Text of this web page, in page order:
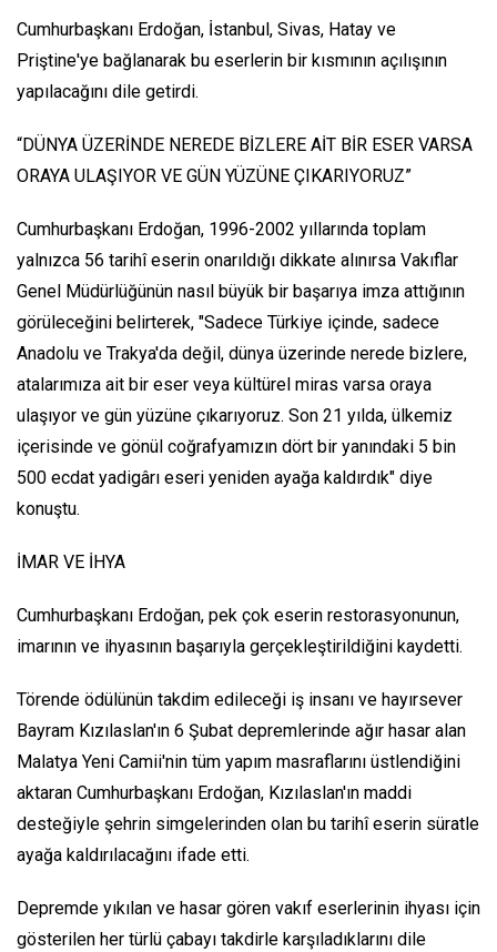
Cumhurbaşkanı Erdoğan, İstanbul, Sivas, Hatay ve
Priştine'ye bağlanarak bu eserlerin bir kısmının açılışının
yapılacağını dile getirdi.
“DÜNYA ÜZERİNDE NEREDE BİZLERE AİT BİR ESER VARSA
ORAYA ULAŞIYOR VE GÜN YÜZÜNE ÇIKARIYORUZ”
Cumhurbaşkanı Erdoğan, 1996-2002 yıllarında toplam
yalnızca 56 tarihî eserin onarıldığı dikkate alınırsa Vakıflar
Genel Müdürlüğünün nasıl büyük bir başarıya imza attığının
görüleceğini belirterek, "Sadece Türkiye içinde, sadece
Anadolu ve Trakya'da değil, dünya üzerinde nerede bizlere,
atalarımıza ait bir eser veya kültürel miras varsa oraya
ulaşıyor ve gün yüzüne çıkarıyoruz. Son 21 yılda, ülkemiz
içerisinde ve gönül coğrafyamızın dört bir yanındaki 5 bin
500 ecdat yadigârı eseri yeniden ayağa kaldırdık" diye
konuştu.
İMAR VE İHYA
Cumhurbaşkanı Erdoğan, pek çok eserin restorasyonunun,
imarının ve ihyasının başarıyla gerçekleştirildiğini kaydetti.
Törende ödülünün takdim edileceği iş insanı ve hayırsever
Bayram Kızılaslan'ın 6 Şubat depremlerinde ağır hasar alan
Malatya Yeni Camii'nin tüm yapım masraflarını üstlendiğini
aktaran Cumhurbaşkanı Erdoğan, Kızılaslan'ın maddi
desteğiyle şehrin simgelerinden olan bu tarihî eserin süratle
ayağa kaldırılacağını ifade etti.
Depremde yıkılan ve hasar gören vakıf eserlerinin ihyası için
gösterilen her türlü çabayı takdirle karşıladıklarını dile